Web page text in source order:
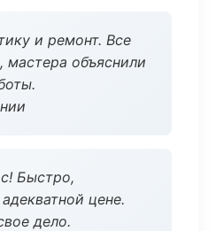
и ремонт. Все
мастера объяснили
Быстро,
цене.
дело.